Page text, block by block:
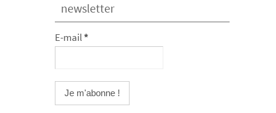
newsletter
E-mail*